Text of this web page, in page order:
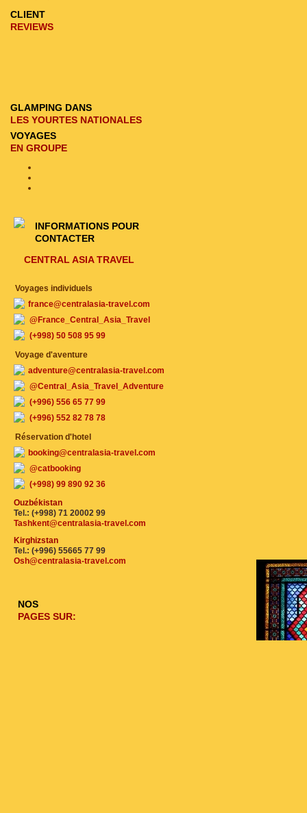
CLIENT
REVIEWS
GLAMPING DANS
LES YOURTES NATIONALES
VOYAGES
EN GROUPE
INFORMATIONS POUR
CONTACTER
CENTRAL ASIA TRAVEL
Voyages individuels
france@centralasia-travel.com
@France_Central_Asia_Travel
(+998) 50 508 95 99
Voyage d'aventure
adventure@centralasia-travel.com
@Central_Asia_Travel_Adventure
(+996) 556 65 77 99
(+996) 552 82 78 78
Réservation d'hotel
booking@centralasia-travel.com
@catbooking
(+998) 99 890 92 36
Ouzbékistan
Tel.: (+998) 71 20002 99
Tashkent@centralasia-travel.com
Kirghizstan
Tel.: (+996) 55665 77 99
Osh@centralasia-travel.com
NOS
PAGES SUR: